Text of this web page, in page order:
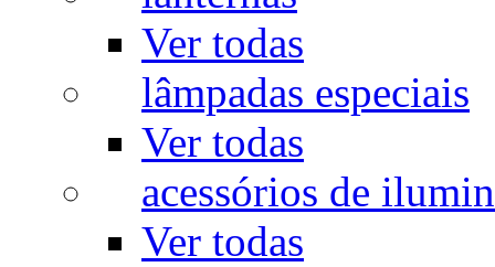
Ver todas
lâmpadas especiais
Ver todas
acessórios de
Ver todas